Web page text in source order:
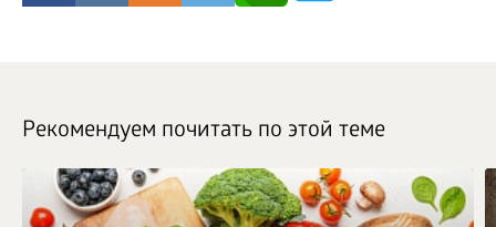
Рекомендуем почитать по этой теме